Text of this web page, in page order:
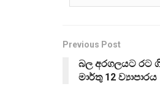
Previous Post
බල අරගලයට රට
මාර්තු 12 ව්‍යාපාරය